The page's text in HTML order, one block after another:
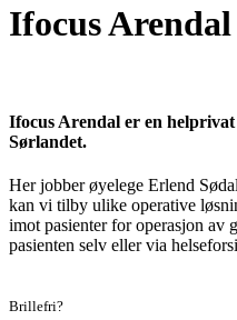
Ifocus Arendal
Ifocus Arendal er en
Sørlandet.
Her jobber øyelege Erlend
kan vi tilby ulike operative
imot pasienter for operasjon av
pasienten selv eller via
Brillefri?